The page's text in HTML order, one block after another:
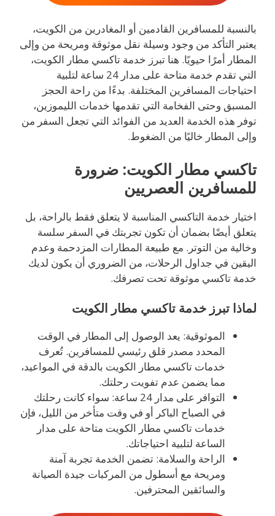
بالنسبة للمسافرين القادمين أو المغادرين من الكويت،
يعتبر التأكد من وجود وسيلة نقل موثوقة ومريحة من وإلى
المطار أمرًا حيويًا. هنا تبرز خدمة تاكسي مطار الكويت،
التي تقدم خدمة متاحة على مدار 24 ساعة لتلبية
احتياجات المسافرين المختلفة. بدءًا من راحة الحجز
المسبق وحتى الفخامة التي تقدمها خدمات الليموزين،
توفر هذه الخدمة العديد من الفوائد التي تجعل السفر من
وإلى المطار خاليًا من الضغوط.
تاكسي مطار الكويت: ضرورة
للمسافرين العصريين
اختيار خدمة التاكسي المناسبة لا يتعلق فقط بالراحة، بل
يتعلق أيضًا بضمان أن تكون تجربتك في السفر سلسة
وخالية من التوتر. مع طبيعة المطارات المزدحمة وعدم
اليقين في جداول الرحلات، من الضروري أن يكون لديك
خدمة تاكسي موثوقة تحت تصرفك.
لماذا تبرز خدمة تاكسي مطار الكويت
الموثوقية: يعد الوصول إلى المطار في الوقت
المحدد مصدر قلق رئيسي للمسافرين. تُعرف
خدمات تاكسي مطار الكويت بالدقة في المواعيد،
مما يضمن عدم تفويت رحلتك.
التوافر على مدار 24 ساعة: سواء كانت رحلتك
في الصباح الباكر أو في وقت متأخر من الليل، فإن
خدمات تاكسي مطار الكويت متاحة على مدار
الساعة لتلبية احتياجاتك.
الراحة والسلامة: تضمن الخدمة تجربة آمنة
ومريحة مع أسطول من المركبات جيدة الصيانة
والسائقين المحترفين.